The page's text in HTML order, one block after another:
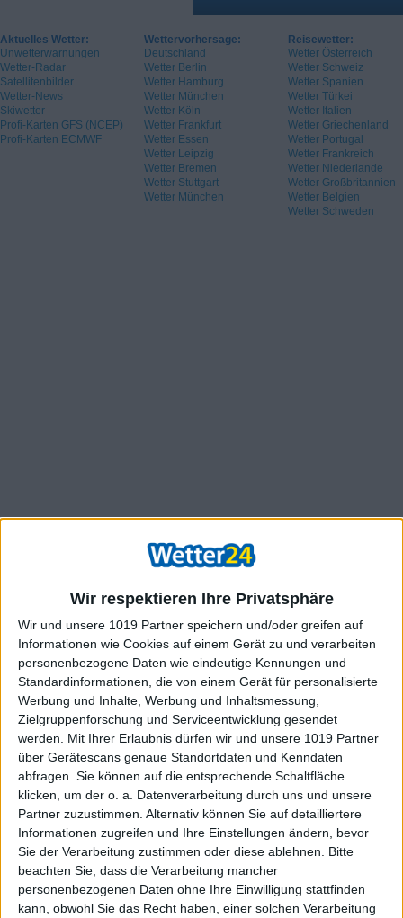
Wir respektieren Ihre Privatsphäre
Wir und unsere 1019 Partner speichern und/oder greifen auf
Informationen wie Cookies auf einem Gerät zu und verarbeiten
personenbezogene Daten wie eindeutige Kennungen und
Standardinformationen, die von einem Gerät für personalisierte
Werbung und Inhalte, Werbung und Inhaltsmessung,
Zielgruppenforschung und Serviceentwicklung gesendet
werden.
Mit Ihrer Erlaubnis dürfen wir und unsere 1019 Partner
über Gerätescans genaue Standortdaten und Kenndaten
abfragen. Sie können auf die entsprechende Schaltfläche
klicken, um der o. a. Datenverarbeitung durch uns und unsere
Partner zuzustimmen. Alternativ können Sie auf detailliertere
Informationen zugreifen und Ihre Einstellungen ändern, bevor
Sie der Verarbeitung zustimmen oder diese ablehnen.
Bitte
beachten Sie, dass die Verarbeitung mancher
personenbezogenen Daten ohne Ihre Einwilligung stattfinden
kann, obwohl Sie das Recht haben, einer solchen Verarbeitung
Aktuelles Wetter:
Unwetterwarnungen
Wetter-Radar
Satellitenbilder
Wetter-News
Skiwetter
Profi-Karten GFS (NCEP)
Profi-Karten ECMWF
Wettervorhersage:
Deutschland
Wetter Berlin
Wetter Hamburg
Wetter München
Wetter Köln
Wetter Frankfurt
Wetter Essen
Wetter Leipzig
Wetter Bremen
Wetter Stuttgart
Wetter München
Reisewetter:
Wetter Österreich
Wetter Schweiz
Wetter Spanien
Wetter Türkei
Wetter Italien
Wetter Griechenland
Wetter Portugal
Wetter Frankreich
Wetter Niederlande
Wetter Großbritannien
Wetter Belgien
Wetter Schweden